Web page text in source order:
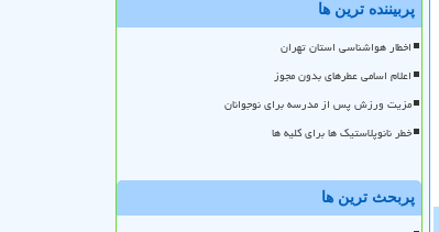
پربیننده ترین ها
اخطار هواشناسی استان تهران
اعلام اسامی عطرهای بدون مجوز
مزیت ورزش پس از مدرسه برای نوجوانان
خطر نانوپلاستیک ها برای کلیه ها
پربحث ترین ها